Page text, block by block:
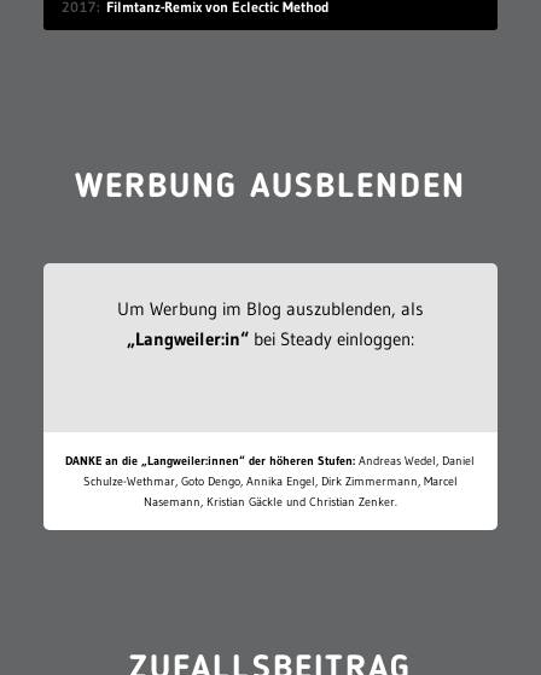
2017 Filmtanz-Remix von Eclectic Method
WERBUNG AUSBLENDEN
Um Werbung im Blog auszublenden, als
„Langweiler:in“bei Steady einloggen:
DANKE an die „Langweiler:innen“ der höheren Stufen: Andreas Wedel, Daniel
Schulze-Wethmar, Goto Dengo, Annika Engel, Dirk Zimmermann, Marcel
Nasemann, Kristian Gäckle und Christian Zenker.